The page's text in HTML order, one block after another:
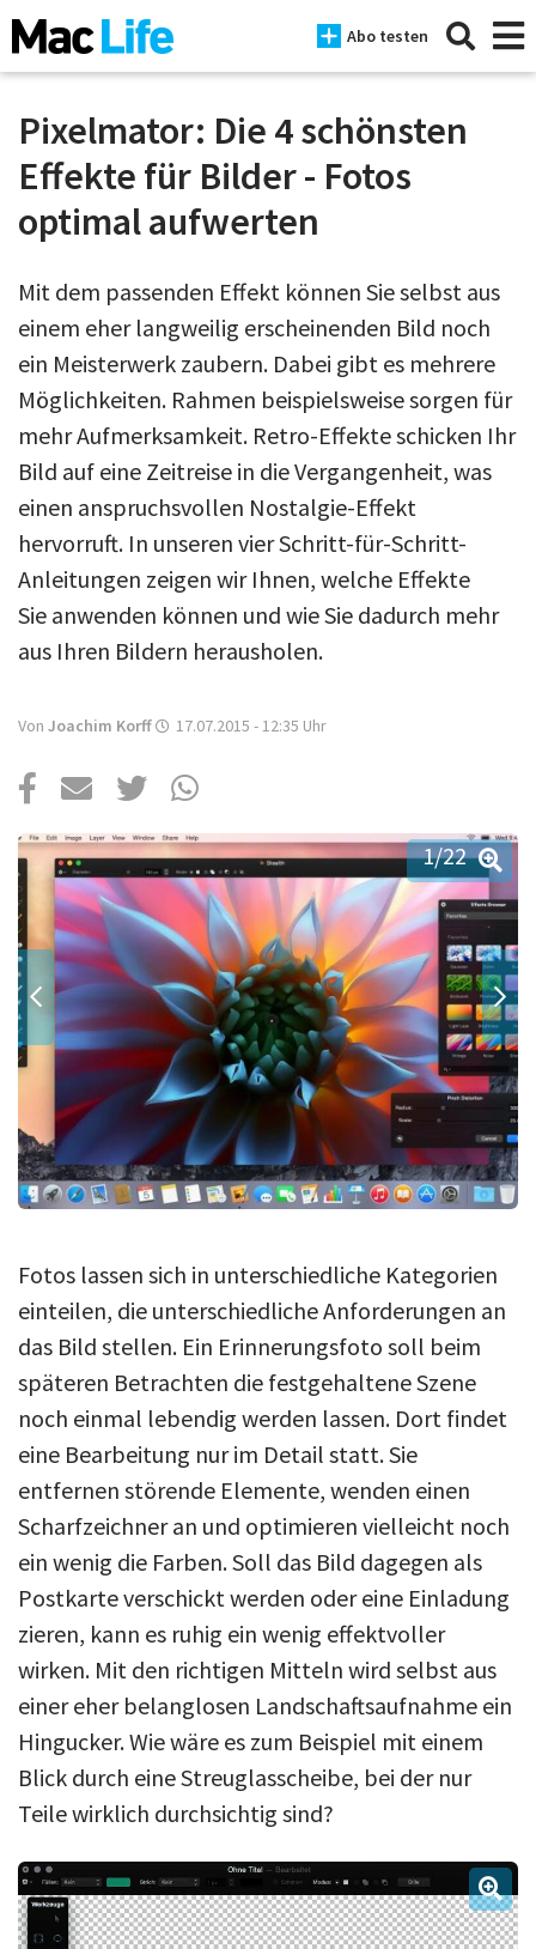
Abo testen
News
iPhone
Mac
iPad
Tests
Tipps
Magazine
Über uns
Podcast
Mac Life+
Anmelden
Pixelmator: Die 4 schönsten
Effekte für Bilder - Fotos
optimal aufwerten
Mit dem passenden Effekt können Sie selbst aus
einem eher langweilig erscheinenden Bild noch
ein Meisterwerk zaubern. Dabei gibt es mehrere
Möglichkeiten. Rahmen beispielsweise sorgen für
mehr Aufmerksamkeit. Retro-Effekte schicken Ihr
Bild auf eine Zeitreise in die Vergangenheit, was
einen anspruchsvollen Nostalgie-Effekt
hervorruft. In unseren vier Schritt-für-Schritt-
Anleitungen zeigen wir Ihnen, welche Effekte
Sie anwenden können und wie Sie dadurch mehr
aus Ihren Bildern herausholen.
Von Joachim Korff 17.07.2015 - 12:35 Uhr
1/22
Fotos lassen sich in unterschiedliche Kategorien
einteilen, die unterschiedliche Anforderungen an
das Bild stellen. Ein Erinnerungsfoto soll beim
späteren Betrachten die festgehaltene Szene
noch einmal lebendig werden lassen. Dort findet
eine Bearbeitung nur im Detail statt. Sie
entfernen störende Elemente, wenden einen
Scharfzeichner an und optimieren vielleicht noch
ein wenig die Farben. Soll das Bild dagegen als
Postkarte verschickt werden oder eine Einladung
zieren, kann es ruhig ein wenig effektvoller
wirken. Mit den richtigen Mitteln wird selbst aus
einer eher belanglosen Landschaftsaufnahme ein
Hingucker. Wie wäre es zum Beispiel mit einem
Blick durch eine Streuglasscheibe, bei der nur
Teile wirklich durchsichtig sind?